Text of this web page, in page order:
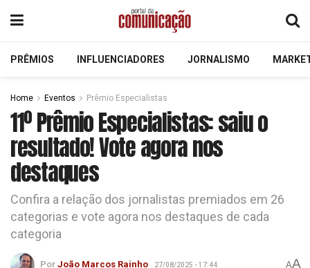
PRÊMIOS INFLUENCIADORES JORNALISMO
Home Eventos Prêmio Especialistas
11º Prêmio Especialistas: saiu o
resultado! Vote agora nos
destaques
Confira a relação dos jornalistas premiados em 26
categorias e vote agora nos destaques de cada
categoria
Por João Marcos Rainho 27/08/2025 - 17:44 AA